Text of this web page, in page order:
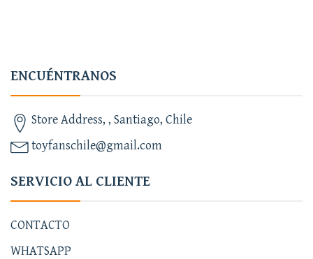
ENCUÉNTRANOS
Store Address, , Santiago, Chile
toyfanschile@gmail.com
SERVICIO AL CLIENTE
CONTACTO
WHATSAPP